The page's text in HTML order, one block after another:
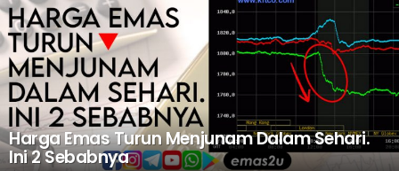
Harga Emas Turun Menjunam Dalam Sehari.
Ini 2 Sebabnya